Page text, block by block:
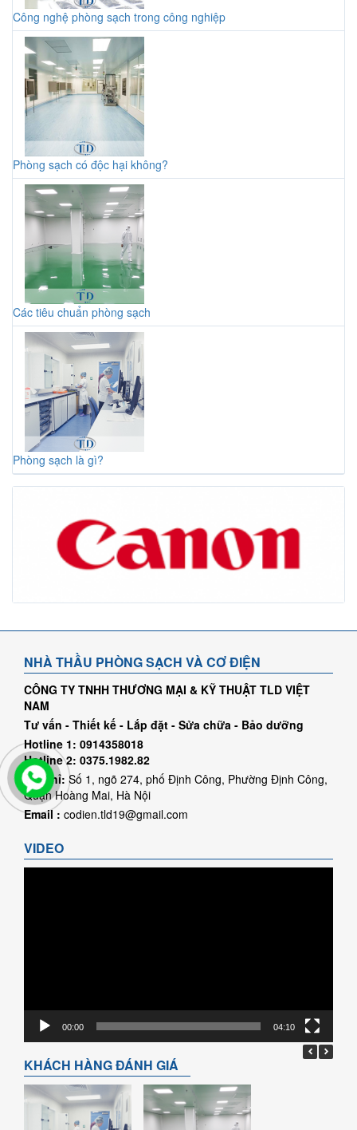
Công nghệ phòng sạch trong công nghiệp
Phòng sạch có độc hại không?
Các tiêu chuẩn phòng sạch
Phòng sạch là gì?
NHÀ THẦU PHÒNG SẠCH VÀ CƠ ĐIỆN
CÔNG TY TNHH THƯƠNG MẠI & KỸ THUẬT TLD VIỆT
NAM
Tư vấn - Thiết kế - Lắp đặt - Sửa chữa - Bảo dưỡng
Hotline 1: 0914358018
Hotline 2: 0375.1982.82
Địa chỉ: Số 1, ngõ 274, phố Định Công, Phường Định Công,
Quận Hoàng Mai, Hà Nội
Email : codien.tld19@gmail.com
VIDEO
00:00 04:10
KHÁCH HÀNG ĐÁNH GIÁ